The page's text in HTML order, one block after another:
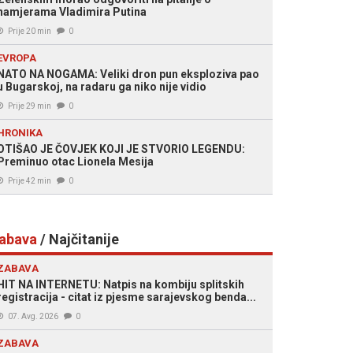
Vladimira Putina
Prije 20 min 0
NA NOGAMA: Veliki dron pun eksploziva pao
Bugarskoj, na radaru ga niko nije vidio
Prije 29 min 0
JE ČOVJEK KOJI JE STVORIO LEGENDU:
otac Lionela Mesija
Prije 42 min 0
/ Najčitanije
NA INTERNETU: Natpis na kombiju splitskih
- citat iz pjesme sarajevskog benda...
07. Avg. 2026 0